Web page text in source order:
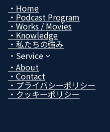
リ
ン
ク
リ
ン
ク
ン
ク
ン
ク
Home
Podcast Program
Works / Movies
Know­ledge
私たちの強み
Service
About
Contact
プライバシーポリシー
クッキーポリシー